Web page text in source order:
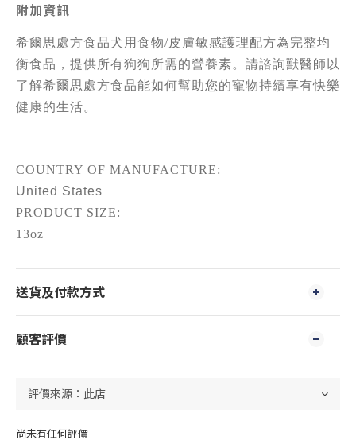
附加資訊
希爾思處方食品犬用食物/皮膚敏感護理配方為完整均
衡食品，提供所有狗狗所需的營養素。請諮詢獸醫師以
了解希爾思處方食品能如何幫助您的寵物持續享有快樂
健康的生活。
COUNTRY OF MANUFACTURE:
United States
PRODUCT SIZE:
13oz
送貨及付款方式
顧客評價
尚未有任何評價